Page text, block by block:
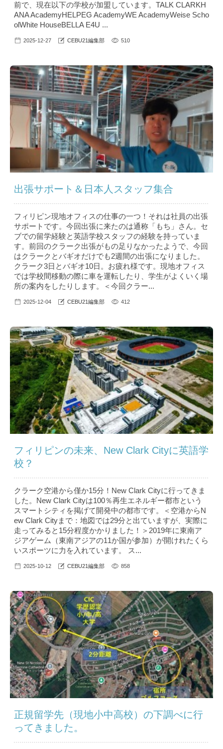
前で、現在以下の学校が加盟しています。TALK CLARKH
ANA AcademyHELPEG AcademyWE AcademyWeise Scho
olWhite HouseBELLA E4U ...
2025-12-27 CEBU21編集部 510
出張サポート＆日本人スタッフ集合
フィリピン現地オフィスの仕事の一つ！それは社員の出張
サポートです。今回出張に来たのは通称「もち」さん。セ
ブでの留学経験と英語学校スタッフの経験を持っていま
す。前回のクラーク出張がもの足りなかったようで、今回
はクラークとバギオだけでも2週間の出張になりました。
クラーク3日とバギオ10日。お疲れ様です。現地オフィス
では学校間移動の際に車を運転したり、学生がよくいく場
所の案内をしたりします。＜今回クラー...
2025-12-04 CEBU21編集部 412
フィリピンの未来、New Clark Cityに英語学
校？
クラーク空港から僅か15分！New Clark Cityに行ってきま
した。New Clark Cityは100％再生エネルギー都市という
スマートシティを掲げて開発中の都市です。＜空港からN
ew Clark Cityまで：地図では29分と出ていますが、実際に
走ってみると15分程度かかりました！＞2019年に東南ア
ジアゲーム（東南アジアの11か国が参加）が開けれたくら
いスポーツに力を入れています。 ス...
2025-10-12 CEBU21編集部 858
正規留学先（現地小中高校）の下調べに行
ってきました。